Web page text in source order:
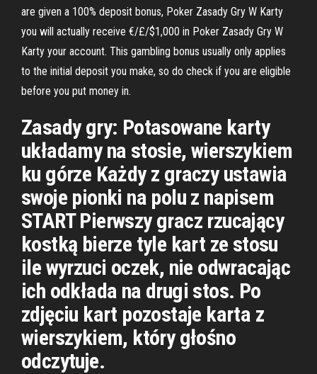
are given a 100% deposit bonus, Poker Zasady Gry W Karty
you will actually receive €/£/$1,000 in Poker Zasady Gry W
Karty your account. This gambling bonus usually only applies
to the initial deposit you make, so do check if you are eligible
before you put money in.
Zasady gry: Potasowane karty
układamy na stosie, wierszykiem
ku górze Każdy z graczy ustawia
swoje pionki na polu z napisem
START Pierwszy gracz rzucający
kostką bierze tyle kart ze stosu
ile wyrzuci oczek, nie odwracając
ich odkłada na drugi stos. Po
zdjęciu kart pozostaje karta z
wierszykiem, który głośno
odczytuje.